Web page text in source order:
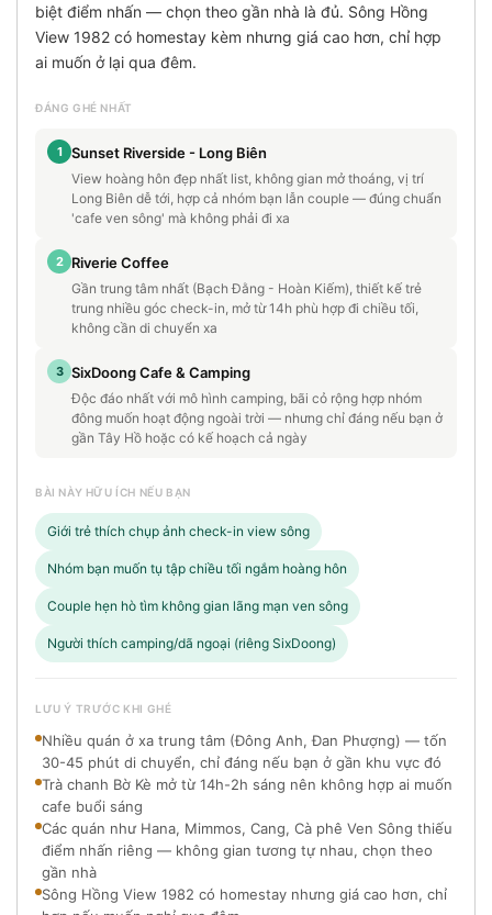
biệt điểm nhấn — chọn theo gần nhà là đủ. Sông Hồng
View 1982 có homestay kèm nhưng giá cao hơn, chỉ hợp
ai muốn ở lại qua đêm.
ĐÁNG GHÉ NHẤT
1 Sunset Riverside - Long Biên
View hoàng hôn đẹp nhất list, không gian mở thoáng, vị trí
Long Biên dễ tới, hợp cả nhóm bạn lẫn couple — đúng chuẩn
'cafe ven sông' mà không phải đi xa
2 Riverie Coffee
Gần trung tâm nhất (Bạch Đằng - Hoàn Kiếm), thiết kế trẻ
trung nhiều góc check-in, mở từ 14h phù hợp đi chiều tối,
không cần di chuyển xa
3 SixDoong Cafe & Camping
Độc đáo nhất với mô hình camping, bãi cỏ rộng hợp nhóm
đông muốn hoạt động ngoài trời — nhưng chỉ đáng nếu bạn ở
gần Tây Hồ hoặc có kế hoạch cả ngày
BÀI NÀY HỮU ÍCH NẾU BẠN
Giới trẻ thích chụp ảnh check-in view sông
Nhóm bạn muốn tụ tập chiều tối ngắm hoàng hôn
Couple hẹn hò tìm không gian lãng mạn ven sông
Người thích camping/dã ngoại (riêng SixDoong)
LƯU Ý TRƯỚC KHI GHÉ
Nhiều quán ở xa trung tâm (Đông Anh, Đan Phượng) — tốn
30-45 phút di chuyển, chỉ đáng nếu bạn ở gần khu vực đó
Trà chanh Bờ Kè mở từ 14h-2h sáng nên không hợp ai muốn
cafe buổi sáng
Các quán như Hana, Mimmos, Cang, Cà phê Ven Sông thiếu
điểm nhấn riêng — không gian tương tự nhau, chọn theo
gần nhà
Sông Hồng View 1982 có homestay nhưng giá cao hơn, chỉ